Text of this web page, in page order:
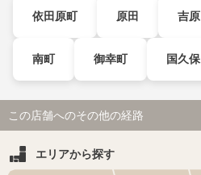
依田原町 原田 吉原
南町 御幸町 国久保
この店舗へのその他の経路
エリアから探す